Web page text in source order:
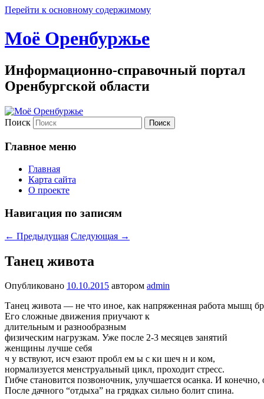
Перейти к основному содержимому
Моё Оренбуржье
Информационно-справочный портал
Оренбургской области
Поиск
Главное меню
Главная
Карта сайта
О проекте
Навигация по записям
← Предыдущая Следующая →
Танец живота
Опубликовано 10.10.2015 автором admin
Танец живота — не что иное, как напряженная работа мышц
Его сложные движения приучают к
длительным и разнообразным
физическим нагрузкам. Уже после 2-3 месяцев занятий
женщины лучше себя
ч у вствуют, исч езают пробл ем ы с ки шеч н и ком,
нормализуется менструальный цикл, проходит стресс.
Гибче становится позвоночник, улучшается осанка. И
После дачного “отдыха” на грядках сильно болит спина.